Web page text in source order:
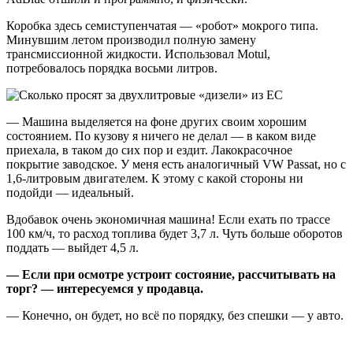
Коробка здесь семиступенчатая — «робот» мокрого типа.
Минувшим летом производил полную замену
трансмиссионной жидкости. Использовал Motul,
потребовалось порядка восьми литров.
— Машина выделяется на фоне других своим хорошим
состоянием. По кузову я ничего не делал — в каком виде
приехала, в таком до сих пор и ездит. Лакокрасочное
покрытие заводское. У меня есть аналогичный VW Passat, но с
1,6-литровым двигателем. К этому с какой стороны ни
подойди — идеальный.
Вдобавок очень экономичная машина! Если ехать по трассе
100 км/ч, то расход топлива будет 3,7 л. Чуть больше оборотов
поддать — выйдет 4,5 л.
— Если при осмотре устроит состояние, рассчитывать на
торг? — интересуемся у продавца.
— Конечно, он будет, но всё по порядку, без спешки — у авто.